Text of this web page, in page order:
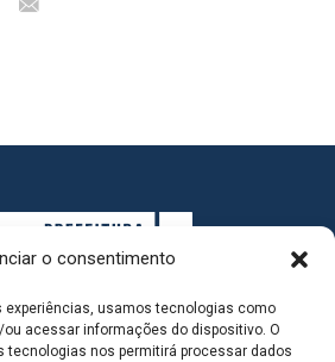
o consentimento
experiências, usamos tecnologias como
acessar informações do dispositivo. O
tecnologias nos permitirá processar dados